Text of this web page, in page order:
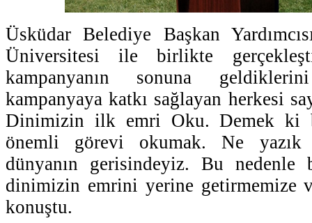
Üsküdar Belediye Başkan
Üniversitesi ile birlikte
kampanyanın sonuna
kampanyaya katkı sağlayan herkesi
Dinimizin ilk emri Oku. Demek ki
önemli görevi okumak. Ne
dünyanın gerisindeyiz. Bu
dinimizin emrini yerine getirmemize
konuştu.